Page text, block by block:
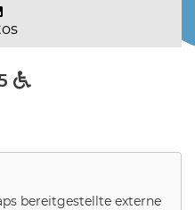
bereitgestellte externe